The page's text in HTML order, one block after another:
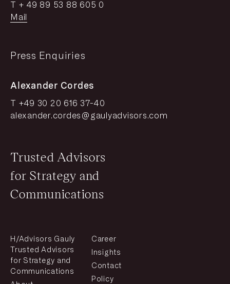
T + 49 89 53 88 605 0
Mail
Press Enquiries
Alexander Cordes
T +49 30 20 616 37-40
alexander.cordes@gaulyadvisors.com
Trusted Advisors
for Strategy and
Communications
H/Advisors Gauly
Trusted Advisors
for Strategy and
Communications
Career
Insights
Contact
Policy